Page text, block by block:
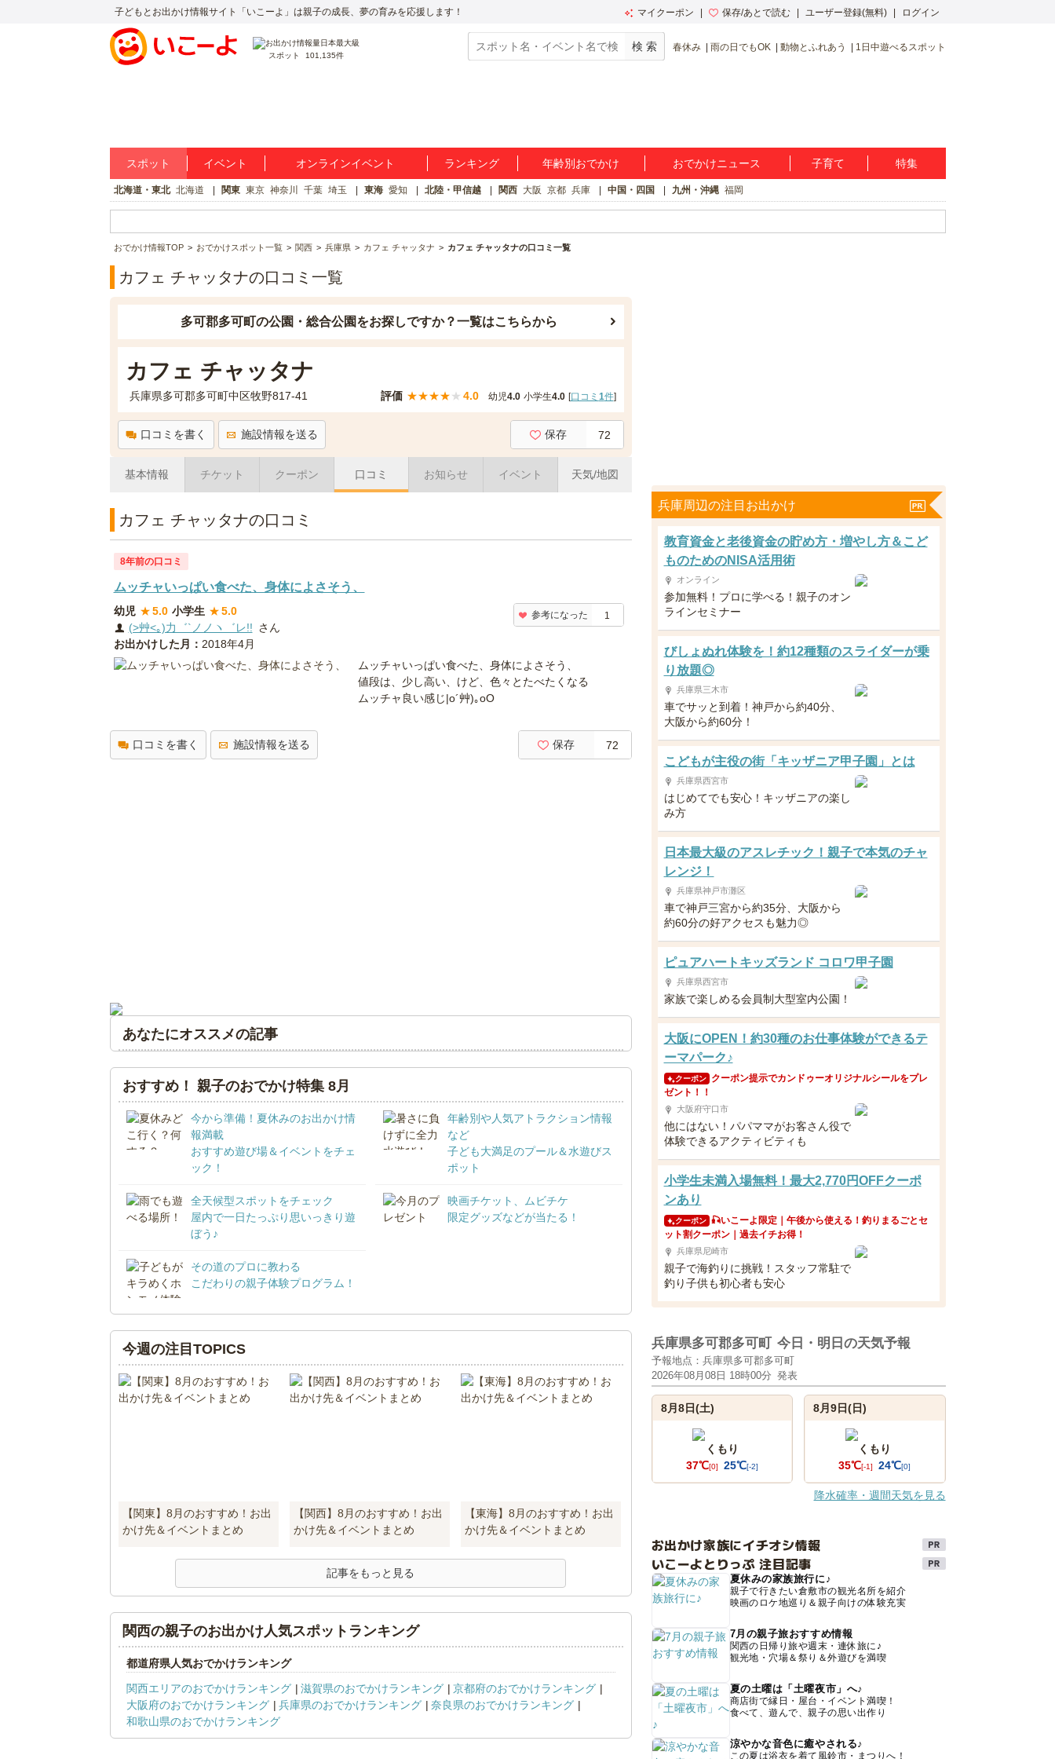
子どもとお出かけ情報サイト「いこーよ」は親子の成長、夢の育みを応援します！ マイクーポン 保存/あとで読む ユーザー登録(無料) ログイン
スポット 101,135件
春休み 雨の日でもOK 動物とふれあう 1日中遊べるスポット
スポット イベント オンラインイベント ランキング 年齢別おでかけ おでかけニュース 子育て 特集
北海道・東北 北海道 関東 東京 神奈川 千葉 埼玉 東海 愛知 北陸・甲信越 関西 大阪 京都 兵庫 中国・四国 九州・沖縄 福岡
おでかけ情報TOP おでかけスポット一覧 関西 兵庫県 カフェ チャッタナ カフェ チャッタナの口コミ一覧
カフェ チャッタナの口コミ一覧
多可郡多可町の公園・総合公園をお探しですか？一覧はこちらから
カフェ チャッタナ
兵庫県多可郡多可町中区牧野817-41 評価 ★★★★★ 4.0 幼児4.0 小学生4.0 [口コミ 1件]
口コミを書く 施設情報を送る 保存 72
基本情報 チケット クーポン 口コミ お知らせ イベント 天気/地図
カフェ チャッタナの口コミ
8年前の口コミ
ムッチャいっぱい食べた、身体によさそう、
幼児 ★5.0 小学生 ★5.0
(>艸<｡)力゛`ノノヽ゛レ!! さん
お出かけした月： 2018年4月
参考になった 1
ムッチャいっぱい食べた、身体によさそう、
値段は、少し高い、けど、色々とたべたくなる
ムッチャ良い感じ|o´艸)｡oO
口コミを書く 施設情報を送る 保存 72
あなたにオススメの記事
おすすめ！ 親子のおでかけ特集 8月
今から準備！夏休みのお出かけ情
報満載
おすすめ遊び場＆イベントをチェ
ック！
年齢別や人気アトラクション情報
など
子ども大満足のプール＆水遊びス
ポット
全天候型スポットをチェック
屋内で一日たっぷり思いっきり遊
ぼう♪
映画チケット、ムビチケ
限定グッズなどが当たる！
その道のプロに教わる
こだわりの親子体験プログラム！
今週の注目TOPICS
【関東】8月のおすすめ！お出
かけ先＆イベントまとめ
【関西】8月のおすすめ！お出
かけ先＆イベントまとめ
【東海】8月のおすすめ！お出
かけ先＆イベントまとめ
記事をもっと見る
関西の親子のお出かけ人気スポットランキング
都道府県人気おでかけランキング
関西エリアのおでかけランキング
滋賀県のおでかけランキング
京都府のおでかけランキング
大阪府のおでかけランキング
兵庫県のおでかけランキング
奈良県のおでかけランキング
和歌山県のおでかけランキング
兵庫周辺の注目お出かけ
教育資金と老後資金の貯め方・増やし方＆こど
ものためのNISA活用術
オンライン
参加無料！プロに学べる！親子のオン
ラインセミナー
びしょぬれ体験を！約12種類のスライダーが乗
り放題◎
兵庫県三木市
車でサッと到着！神戸から約40分、
大阪から約60分！
こどもが主役の街「キッザニア甲子園」とは
兵庫県西宮市
はじめてでも安心！キッザニアの楽し
み方
日本最大級のアスレチック！親子で本気のチャ
レンジ！
兵庫県神戸市灘区
車で神戸三宮から約35分、大阪から
約60分の好アクセスも魅力◎
ピュアハートキッズランド コロワ甲子園
兵庫県西宮市
家族で楽しめる会員制大型室内公園！
大阪にOPEN！約30種のお仕事体験ができるテ
ーマパーク♪
クーポン
クーポン提示でカンドゥーオリジナルシールをプレ
ゼント！！
大阪府守口市
他にはない！パパママがお客さん役で
体験できるアクティビティも
小学生未満入場無料！最大2,770円OFFクーポ
ンあり
クーポン 🎣いこーよ限定｜午後から使える！釣りまるごとセ
ット割クーポン｜過去イチお得！
兵庫県尼崎市
親子で海釣りに挑戦！スタッフ常駐で
釣り子供も初心者も安心
兵庫県多可郡多可町 今日・明日の天気予報
予報地点：兵庫県多可郡多可町
2026年08月08日 18時00分 発表
8月8日(土)
くもり
37℃[0] 25℃[-2]
8月9日(日)
くもり
35℃[-1] 24℃[0]
降水確率・週間天気を見る
お出かけ家族にイチオシ情報
いこーよとりっぷ 注目記事
夏休みの家族旅行に♪
親子で行きたい倉敷市の観光名所を紹介
映画のロケ地巡り＆親子向けの体験充実
7月の親子旅おすすめ情報
関西の日帰り旅や週末・連休旅に♪
観光地・穴場＆祭り＆外遊びを満喫
夏の土曜は「土曜夜市」へ♪
商店街で縁日・屋台・イベント満喫！
食べて、遊んで、親子の思い出作り
涼やかな音色に癒やされる♪
この夏は浴衣を着て風鈴市・まつりへ！